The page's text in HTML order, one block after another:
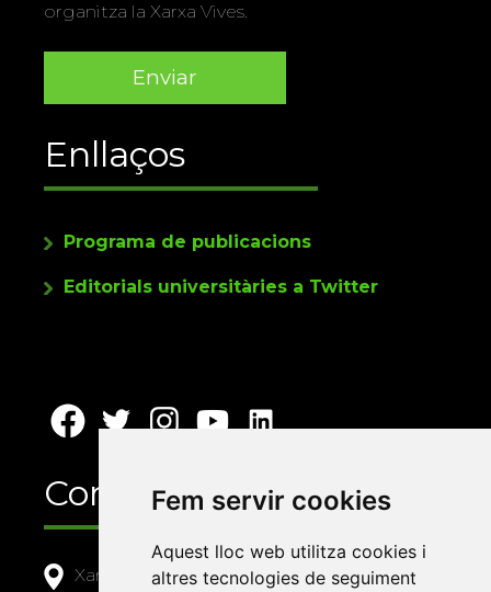
Fem servir cookies
Aquest lloc web utilitza cookies i
altres tecnologies de seguiment
organitza la Xarxa Vives.
Enllaços
Programa de publicacions
Editorials universitàries a Twitter
Contacte
Xarxa Vives d'Universitats